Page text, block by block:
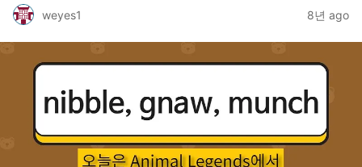
weyes1 8년 ago